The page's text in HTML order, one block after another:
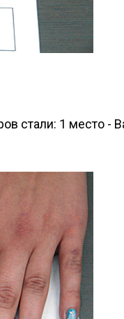
стали: 1 место -